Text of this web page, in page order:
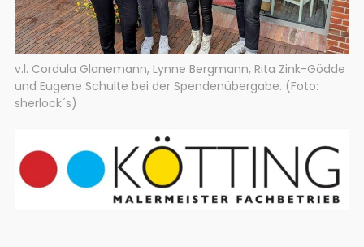
v.l. Cordula Glanemann, Lynne Bergmann, Rita Zink-Gödde
und Eugene Schulte bei der Spendenübergabe. (Foto:
sherlock´s)